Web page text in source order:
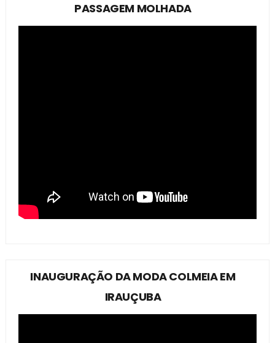
PASSAGEM MOLHADA
INAUGURAÇÃO DA MODA COLMEIA EM
IRAUÇUBA